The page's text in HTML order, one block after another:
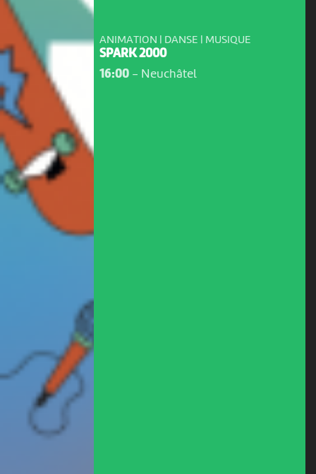
ANIMATION | DANSE | MUSIQUE
SPARK 2000
16:00- Neuchâtel